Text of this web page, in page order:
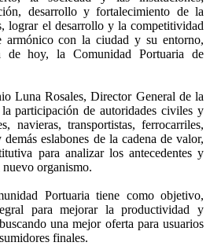
desarrollo y fortalecimiento de la
lograr el desarrollo y la competitividad
armónico con la ciudad y su entorno,
de hoy, la Comunidad Portuaria de
Luna Rosales, Director General de la
participación de autoridades civiles y
navieras, transportistas, ferrocarriles,
eslabones de la cadena de valor,
para analizar los antecedentes y
organismo.
Portuaria tiene como objetivo,
para mejorar la productividad y
una mejor oferta para usuarios
finales.